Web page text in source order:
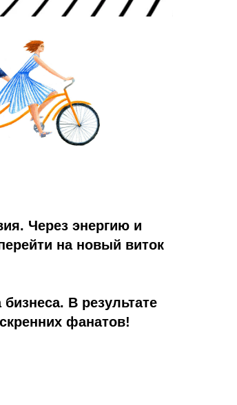
Через энергию и
на новый виток
В результате
фанатов!